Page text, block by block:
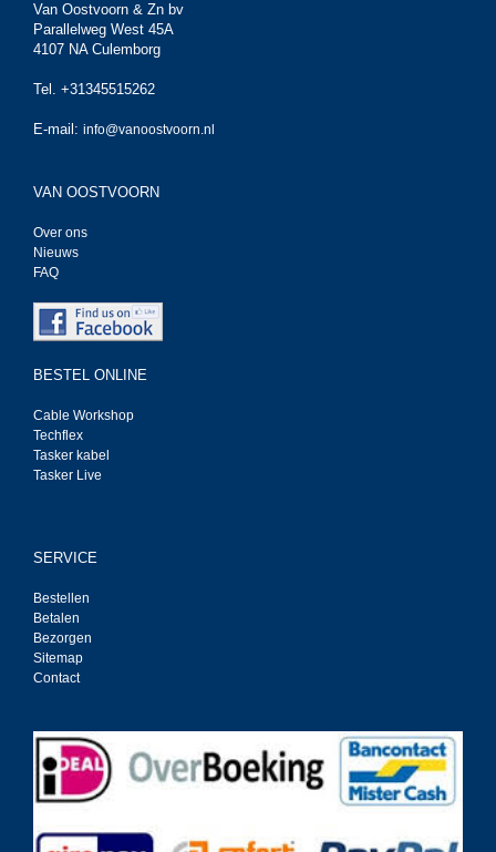
Van Oostvoorn & Zn bv
Parallelweg West 45A
4107 NA Culemborg
Tel. +31345515262
E-mail: info@vanoostvoorn.nl
VAN OOSTVOORN
Over ons
Nieuws
FAQ
BESTEL ONLINE
Cable Workshop
Techflex
Tasker kabel
Tasker Live
SERVICE
Bestellen
Betalen
Bezorgen
Sitemap
Contact